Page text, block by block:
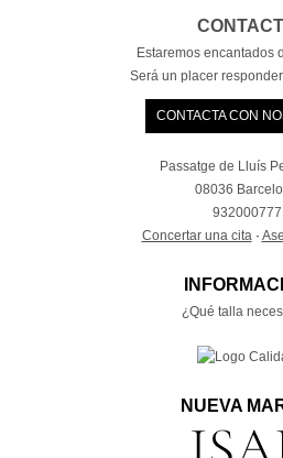
Estaremos encantados
Será un placer
CONTACTA CON
Passatge de Lluís
08036
932000777
Concertar una cita·
¿Qué talla
NUEVA